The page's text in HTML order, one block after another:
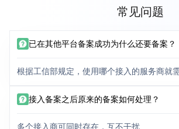
常见问题
已在其他平台备案成功为什么还要备案？
根据工信部规定，使用哪个接入的服务商就
接入备案之后原来的备案如何处理？
多个接入商可同时存在，互不干扰